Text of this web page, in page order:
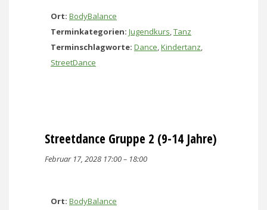
Ort: BodyBalance
Terminkategorien: Jugendkurs,Tanz
Terminschlagworte: Dance,Kindertanz,
StreetDance
Streetdance Gruppe 2 (9-14 Jahre)
Februar 17, 2028 17:00– 18:00
Ort: BodyBalance